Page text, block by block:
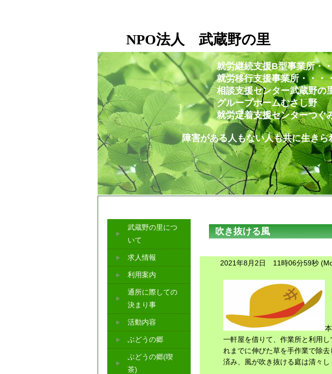
NPO法人 武蔵野の里
就労継続支援B型事業所
就労移行支援事業所・・・・・・く
相談支援センター武蔵野の
グループホームむさし野
就労定着支援センターつぐ
障害がある人もない人も共に生きられる地
吹き抜ける風
2021年8月2日 11時06分59秒
一軒屋を借りて、作業所と利用
れまでに伸びた草を手作業で除
済み、風が吹き抜ける庭は清々し
武蔵野の里につ
いて
求人情報
利用案内
通所に際しての
決まり事
活動内容
ぶどうの郷
ぶどうの郷(喫
茶)